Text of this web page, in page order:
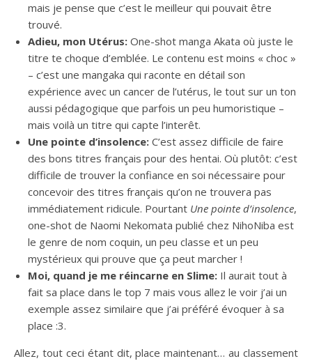
mais je pense que c’est le meilleur qui pouvait être
trouvé.
Adieu, mon Utérus: One-shot manga Akata où juste le
titre te choque d’emblée. Le contenu est moins « choc »
– c’est une mangaka qui raconte en détail son
expérience avec un cancer de l’utérus, le tout sur un ton
aussi pédagogique que parfois un peu humoristique –
mais voilà un titre qui capte l’interêt.
Une pointe d’insolence: C’est assez difficile de faire
des bons titres français pour des hentai. Où plutôt: c’est
difficile de trouver la confiance en soi nécessaire pour
concevoir des titres français qu’on ne trouvera pas
immédiatement ridicule. Pourtant Une pointe d’insolence,
one-shot de Naomi Nekomata publié chez NihoNiba est
le genre de nom coquin, un peu classe et un peu
mystérieux qui prouve que ça peut marcher !
Moi, quand je me réincarne en Slime: Il aurait tout à
fait sa place dans le top 7 mais vous allez le voir j’ai un
exemple assez similaire que j’ai préféré évoquer à sa
place :3.
Allez, tout ceci étant dit, place maintenant… au classement